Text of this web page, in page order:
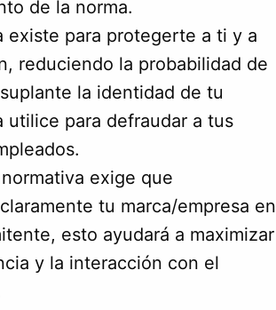
de la norma.
existe para protegerte a ti y a
reduciendo la probabilidad de
la identidad de tu
utilice para defraudar a tus
exige que
tu marca/empresa en
esto ayudará a maximizar
y la interacción con el